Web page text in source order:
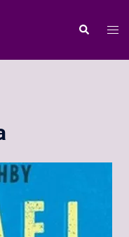
Zoeken